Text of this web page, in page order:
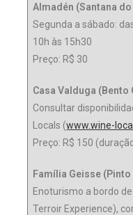
Almadén (Santana
Segunda a sábado:
10h às 15h30
Preço: R$ 30
Casa Valduga (Bento
Consultar
Locals (www.wine-
Preço: R$ 150
Família Geisse (Pinto
Enoturismo a bordo
Terroir Experience),